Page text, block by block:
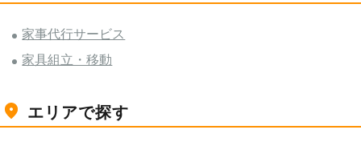
家事代行サービス
家具組立・移動
エリアで探す